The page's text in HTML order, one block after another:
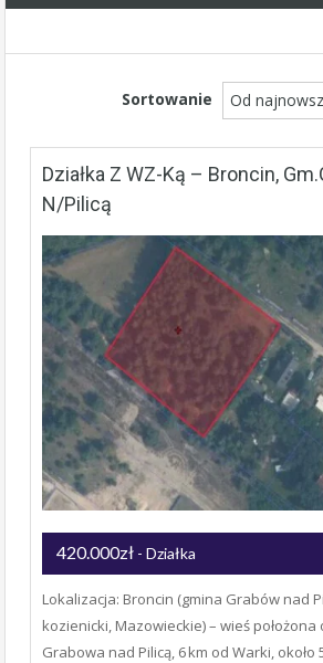
Sortowanie Od
Działka Z WZ-Ką – Broncin,
N/Pilicą
420.000zł - Działka
Lokalizacja: Broncin (gmina Grabów nad
kozienicki, Mazowieckie) – wieś położona
Grabowa nad Pilicą, 6 km od Warki, około